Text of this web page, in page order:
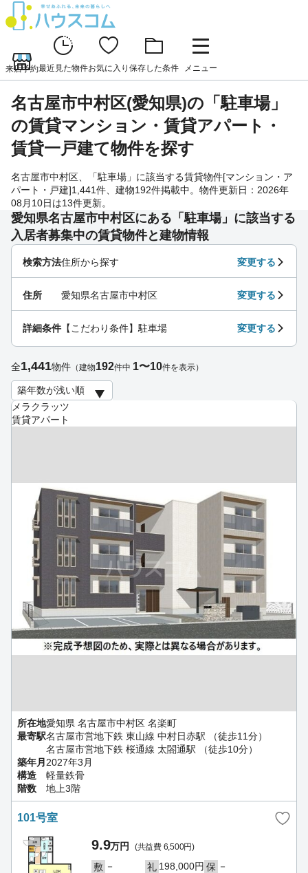
来店予約最近見た物件お気に入り 保存した条件 メニュー
名古屋市中村区(愛知県)の「駐車場」
の賃貸マンション・賃貸アパート・
賃貸一戸建て物件を探す
名古屋市中村区、「駐車場」に該当する賃貸物件[マンション・ア
パート・戸建]1,441件、建物192件掲載中。物件更新日：2026年
08月10日は13件更新。
愛知県名古屋市中村区にある「駐車場」に該当する
入居者募集中の賃貸物件と建物情報
メラクラッツ
賃貸アパート
所在地愛知県 名古屋市中村区 名楽町
最寄駅名古屋市営地下鉄 東山線 中村日赤駅 （徒歩11分）
名古屋市営地下鉄 桜通線 太閤通駅 （徒歩10分）
築年月2027年3月
構造
軽量鉄骨
階数
地上3階
101号室
9.9万円 (共益費 6,500円)
敷 － 礼 198,000円 保 －
検索方法住所から探す 変更する
住所 愛知県名古屋市中村区 変更する
詳細条件 【こだわり条件】駐車場 変更する
全1,441物件 （建物192件中 1〜10件を表示）